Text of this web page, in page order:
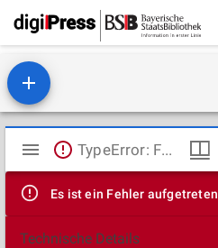
Mirador
Viewer
TypeError: Failed to fetch
Es ist ein Fehler aufgetreten
Technische Details